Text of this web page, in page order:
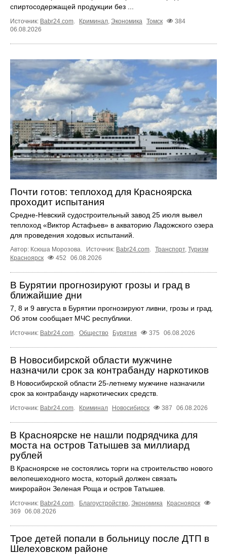
спиртосодержащей продукции без ...
Источник: Babr24.com. Криминал, Экономика Томск
384
06.08.2026
Почти готов: теплоход для Красноярска
проходит испытания
Средне-Невский судостроительный завод 25 июля вывел
теплоход «Виктор Астафьев» в акваторию Ладожского озера
для проведения ходовых испытаний.
Автор: Ксюша Морозова. Источник: Babr24.com. Транспорт, Туризм
Красноярск
452 06.08.2026
В Бурятии прогнозируют грозы и град в
ближайшие дни
7, 8 и 9 августа в Бурятии прогнозируют ливни, грозы и град.
Об этом сообщает МЧС республики.
Источник: Babr24.com. Общество Бурятия 375 06.08.2026
В Новосибирской области мужчине
назначили срок за контрабанду наркотиков
В Новосибирской области 25-летнему мужчине назначили
срок за контрабанду наркотических средств.
Источник: Babr24.com. Криминал Новосибирск 387 06.08.2026
В Красноярске не нашли подрядчика для
моста на остров Татышев за миллиард
рублей
В Красноярске не состоялись торги на строительство нового
велопешеходного моста, который должен связать
микрорайон Зеленая Роща и остров Татышев.
Источник: Babr24.com. Благоустройство, Экономика
Красноярск
369
06.08.2026
Трое детей попали в больницу после ДТП в
Шелеховском районе